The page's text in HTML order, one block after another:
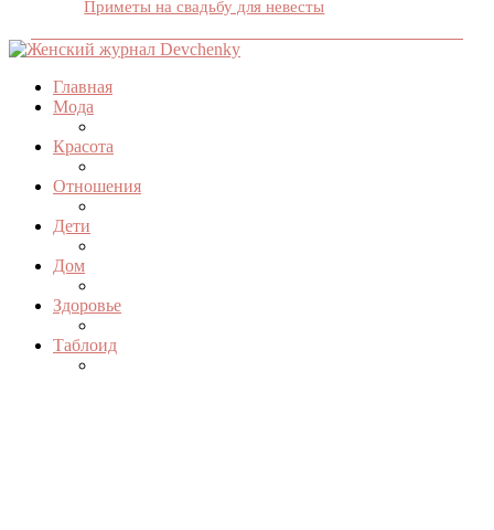
Приметы на свадьбу для невесты
Главная
Мода
Красота
Отношения
Дети
Дом
Здоровье
Таблоид